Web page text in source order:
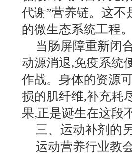
代谢”营养链。这不
的微生态系统工程。
当肠屏障重新闭
动源消退,免疫系统
作战。身体的资源
损的肌纤维,补充耗
果,正是诞生在这段
三、运动补剂的
运动营养行业教